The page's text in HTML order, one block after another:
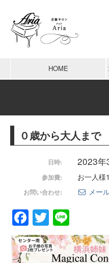
HOME
０歳から大人ま
日時: 2023年
参加費: お一人様
お問い合わせ: メー
Facebook
Twitter